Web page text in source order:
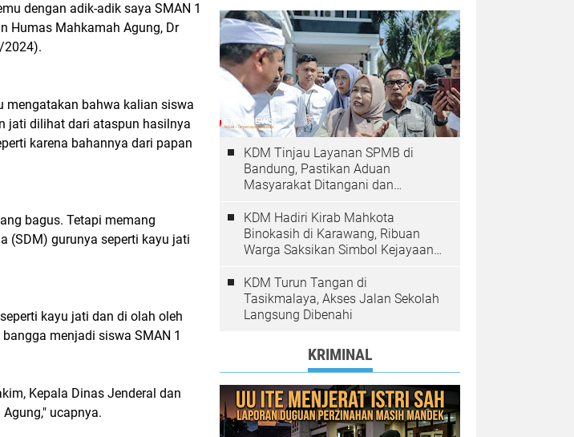
dengan adik-adik saya SMAN 1
Humas Mahkamah Agung, Dr
2024).
mengatakan bahwa kalian siswa
jati dilihat dari ataspun hasilnya
karena bahannya dari papan
bagus. Tetapi memang
(SDM) gurunya seperti kayu jati
kayu jati dan di olah oleh
menjadi siswa SMAN 1
Kepala Dinas Jenderal dan
ucapnya.
KDM Tinjau Layanan SPMB di
Bandung, Pastikan Aduan
Masyarakat Ditangani dan
KDM Hadiri Kirab Mahkota
Binokasih di Karawang, Ribuan
Warga Saksikan Simbol Kejayaan
KDM Turun Tangan di
Tasikmalaya, Akses Jalan Sekolah
Langsung Dibenahi
KRIMINAL